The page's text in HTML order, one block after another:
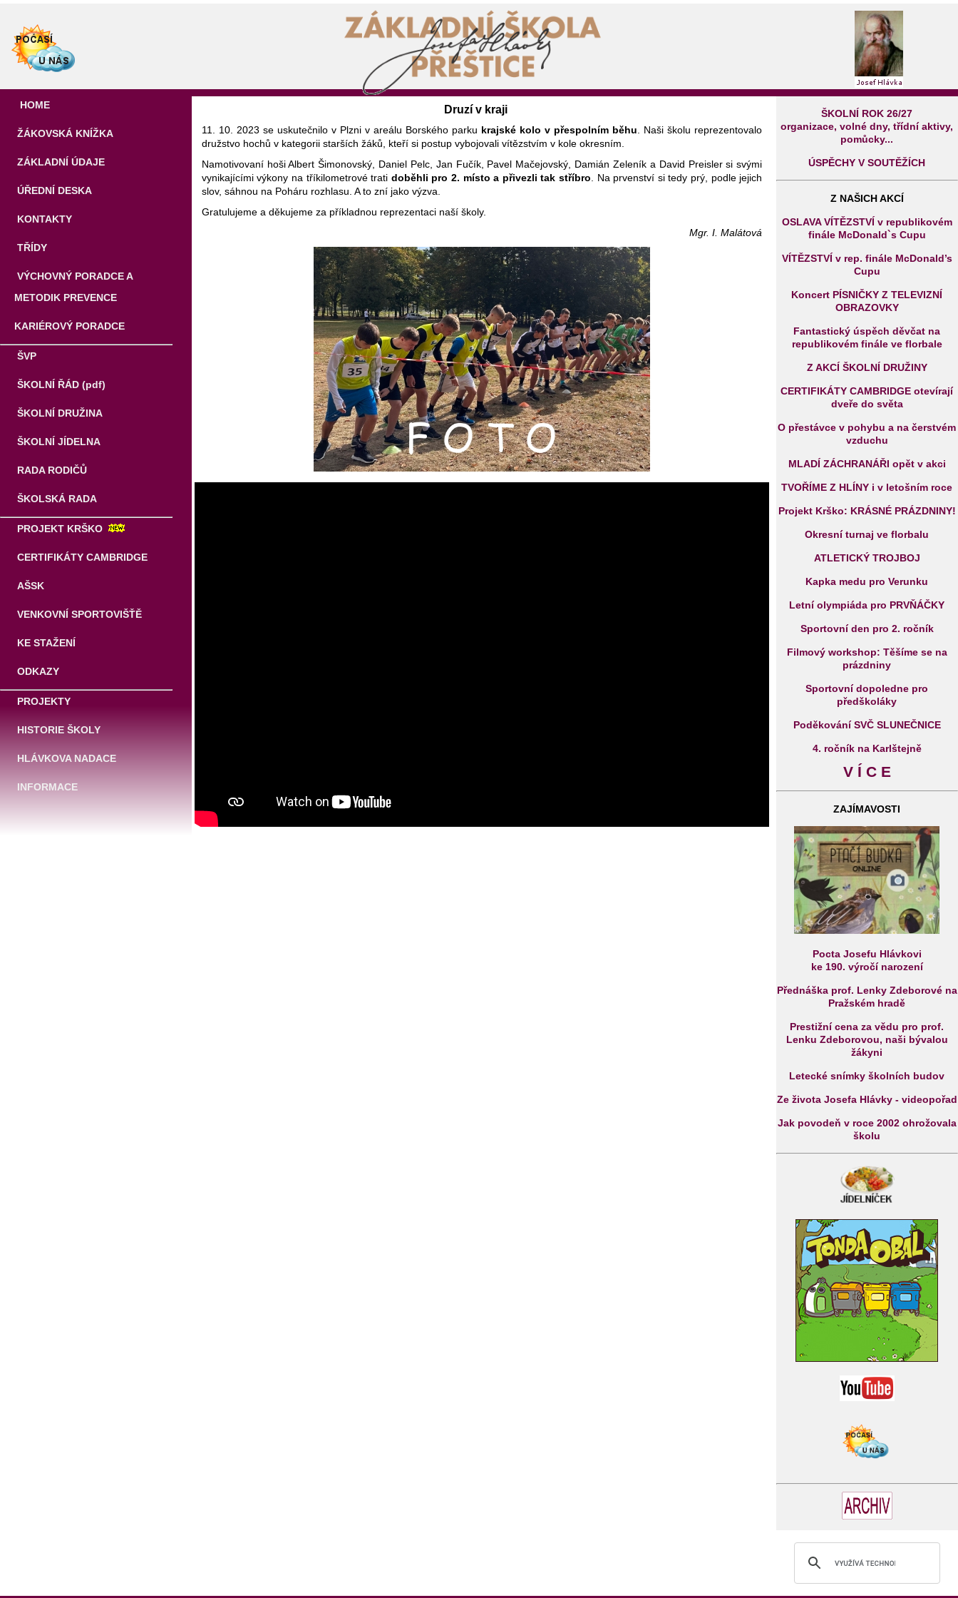
HOME
ŽÁKOVSKÁ KNÍŽKA
ZÁKLADNÍ ÚDAJE
ÚŘEDNÍ DESKA
KONTAKTY
TŘÍDY
VÝCHOVNÝ PORADCE A
METODIK PREVENCE
KARIÉROVÝ PORADCE
ŠVP
ŠKOLNÍ ŘÁD (pdf)
ŠKOLNÍ DRUŽINA
ŠKOLNÍ JÍDELNA
RADA RODIČŮ
ŠKOLSKÁ RADA
PROJEKT KRŠKO
CERTIFIKÁTY CAMBRIDGE
AŠSK
VENKOVNÍ SPORTOVIŠŤĚ
KE STAŽENÍ
ODKAZY
PROJEKTY
HISTORIE ŠKOLY
HLÁVKOVA NADACE
INFORMACE
Druzí v kraji
11. 10. 2023 se uskutečnilo v Plzni v areálu Borského parku krajské kolo v přespolním běhu . Naši školu reprezentovalo
družstvo hochů v kategorii starších žáků, kteří si postup vybojovali vítězstvím v kole okresním.
Namotivovaní hoši Albert Šimonovský, Daniel Pelc, Jan Fučík, Pavel Mačejovský, Damián Zeleník a David Preisler si svými
vynikajícími výkony na tříkilometrové trati doběhli pro 2. místo a přivezli tak stříbro . Na prvenství si tedy prý, podle jejich
slov, sáhnou na Poháru rozhlasu. A to zní jako výzva.
Gratulujeme a děkujeme za příkladnou reprezentaci naší školy.
Mgr. I. Malátová
ŠKOLNÍ ROK 26/27
organizace, volné dny, třídní aktivy,
pomůcky...
ÚSPĚCHY V SOUTĚŽÍCH
Z NAŠICH AKCÍ
OSLAVA VÍTĚZSTVÍ v republikovém
finále McDonald`s Cupu
VÍTĚZSTVÍ v rep. finále McDonald’s
Cupu
Koncert PÍSNIČKY Z TELEVIZNÍ
OBRAZOVKY
Fantastický úspěch děvčat na
republikovém finále ve florbale
Z AKCÍ ŠKOLNÍ DRUŽINY
CERTIFIKÁTY CAMBRIDGE otevírají
dveře do světa
O přestávce v pohybu a na čerstvém
vzduchu
MLADÍ ZÁCHRANÁŘI opět v akci
TVOŘÍME Z HLÍNY i v letošním roce
Projekt Krško: KRÁSNÉ PRÁZDNINY!
Okresní turnaj ve florbalu
ATLETICKÝ TROJBOJ
Kapka medu pro Verunku
Letní olympiáda pro PRVŇÁČKY
Sportovní den pro 2. ročník
Filmový workshop: Těšíme se na
prázdniny
Sportovní dopoledne pro
předškoláky
Poděkování SVČ SLUNEČNICE
4. ročník na Karlštejně
V Í C E
ZAJÍMAVOSTI
Pocta Josefu Hlávkovi
ke 190. výročí narození
Přednáška prof. Lenky Zdeborové na
Pražském hradě
Prestižní cena za vědu pro prof.
Lenku Zdeborovou, naši bývalou
žákyni
Letecké snímky školních budov
Ze života Josefa Hlávky - videopořad
Jak povodeň v roce 2002 ohrožovala
školu